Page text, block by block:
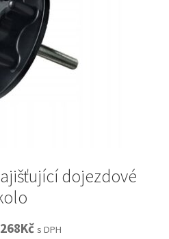
dojezdové
Original
268KčCurrent
s DPH